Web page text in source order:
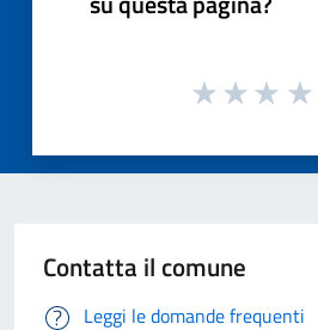
Contatta il comune
Leggi le domande frequenti